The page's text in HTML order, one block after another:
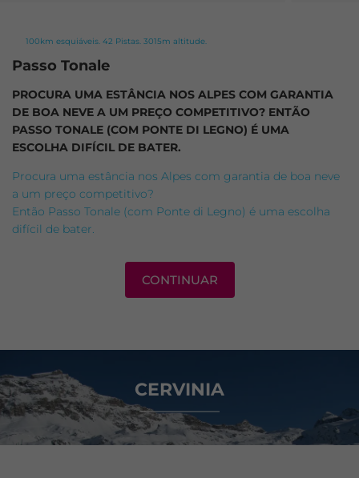
100km esquiáveis. 42 Pistas. 3015m altitude.
Passo Tonale
PROCURA UMA ESTÂNCIA NOS ALPES COM GARANTIA
DE BOA NEVE A UM PREÇO COMPETITIVO? ENTÃO
PASSO TONALE (COM PONTE DI LEGNO) É UMA
ESCOLHA DIFÍCIL DE BATER.
Procura uma estância nos Alpes com garantia de boa neve
a um preço competitivo?
Então Passo Tonale (com Ponte di Legno) é uma escolha
difícil de bater.
CONTINUAR
CERVINIA